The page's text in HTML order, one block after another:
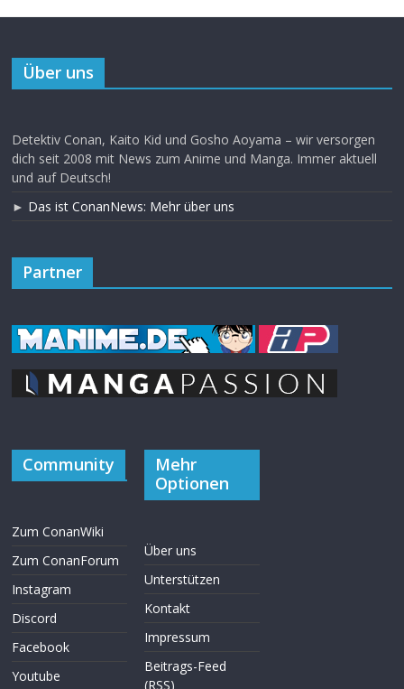
Über uns
Detektiv Conan, Kaito Kid und Gosho Aoyama – wir versorgen
dich seit 2008 mit News zum Anime und Manga. Immer aktuell
und auf Deutsch!
► Das ist ConanNews: Mehr über uns
Partner
Community
Zum ConanWiki
Zum ConanForum
Instagram
Discord
Facebook
Youtube
Mehr
Optionen
Über uns
Unterstützen
Kontakt
Impressum
Beitrags-Feed
(RSS)